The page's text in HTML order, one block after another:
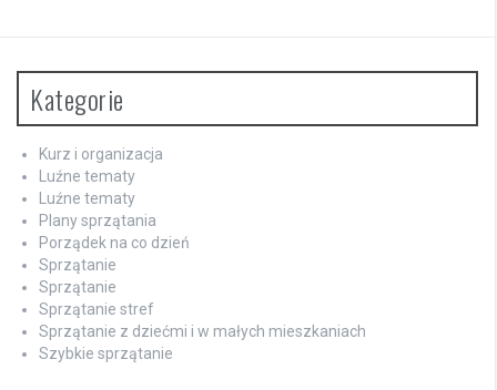
Kategorie
Kurz i organizacja
Luźne tematy
Luźne tematy
Plany sprzątania
Porządek na co dzień
Sprzątanie
Sprzątanie
Sprzątanie stref
Sprzątanie z dziećmi i w małych mieszkaniach
Szybkie sprzątanie